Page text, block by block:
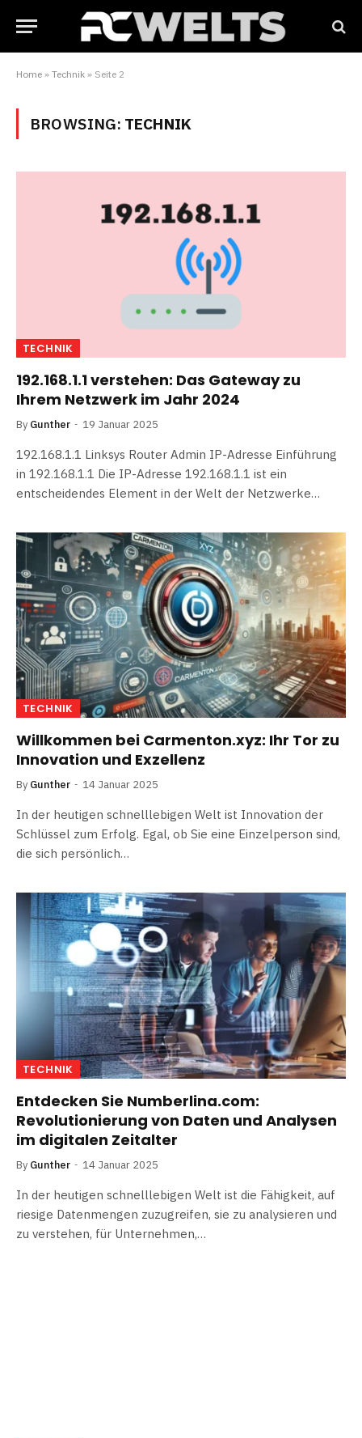
Home » Technik » Seite 2
BROWSING: TECHNIK
TECHNIK
192.168.1.1 verstehen: Das Gateway zu
Ihrem Netzwerk im Jahr 2024
By Gunther 19 Januar 2025
192.168.1.1 Linksys Router Admin IP-Adresse Einführung
in 192.168.1.1 Die IP-Adresse 192.168.1.1 ist ein
entscheidendes Element in der Welt der Netzwerke…
TECHNIK
Willkommen bei Carmenton.xyz: Ihr Tor zu
Innovation und Exzellenz
By Gunther 14 Januar 2025
In der heutigen schnelllebigen Welt ist Innovation der
Schlüssel zum Erfolg. Egal, ob Sie eine Einzelperson sind,
die sich persönlich…
TECHNIK
Entdecken Sie Numberlina.com:
Revolutionierung von Daten und Analysen
im digitalen Zeitalter
By Gunther 14 Januar 2025
In der heutigen schnelllebigen Welt ist die Fähigkeit, auf
riesige Datenmengen zuzugreifen, sie zu analysieren und
zu verstehen, für Unternehmen,…